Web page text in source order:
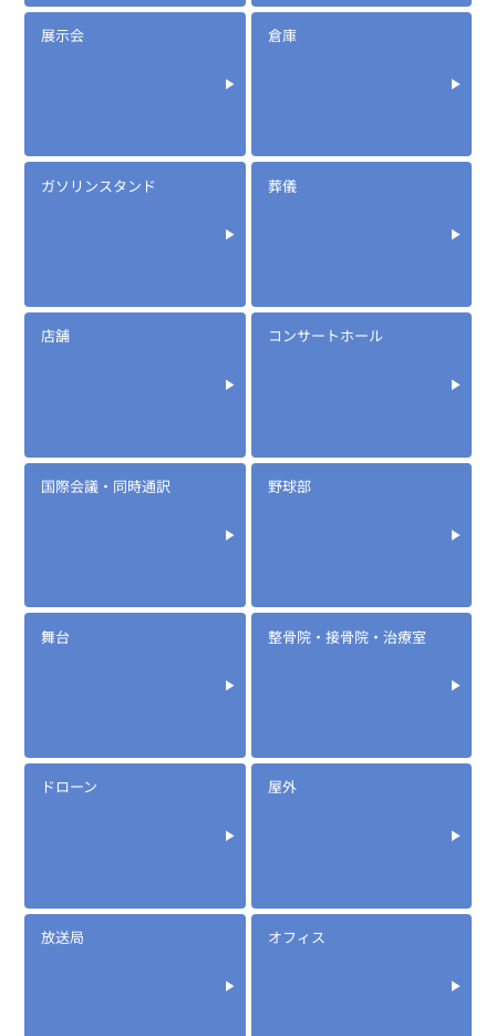
展示会 倉庫
ガソリンスタンド 葬儀
店舗 コンサートホール
国際会議・同時通訳 野球部
舞台 整骨院・接骨院・治療室
ドローン 屋外
放送局 オフィス